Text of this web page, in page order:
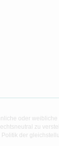
oder weibliche
zu
der